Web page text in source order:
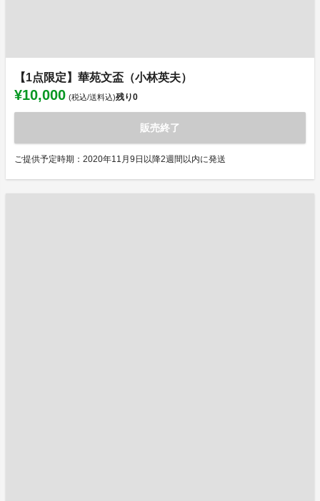
【1点限定】華苑文盃（小林英夫）
¥10,000 (税込/送料込)残り0
販売終了
ご提供予定時期：2020年11月9日以降2週間以内に発送